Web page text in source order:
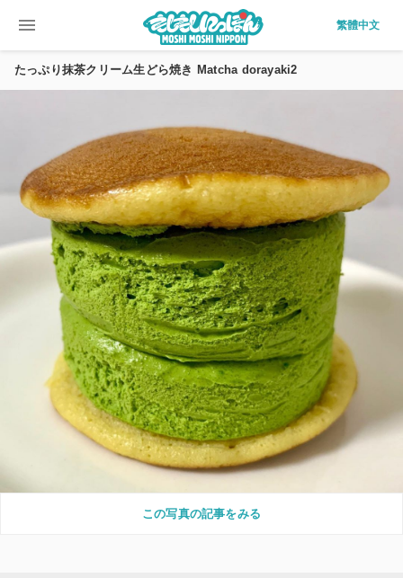
menu 繁體中文
たっぷり抹茶クリーム生どら焼き Matcha dorayaki2
この写真の記事をみる